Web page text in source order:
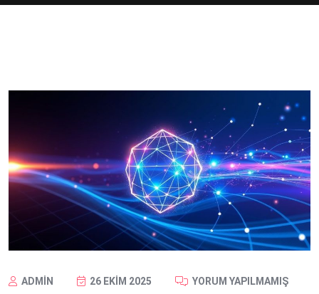
ADMIN 26 EKIM 2025 YORUM YAPILMAMIŞ